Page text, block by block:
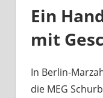
Ein
mit
In Berlin-
die MEG